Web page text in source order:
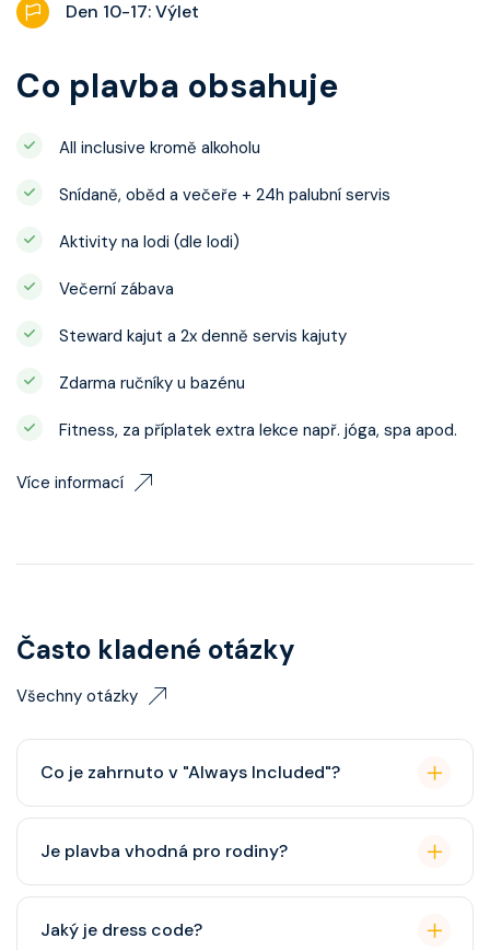
Den 10-17: Výlet
Co plavba obsahuje
All inclusive kromě alkoholu
Snídaně, oběd a večeře + 24h palubní servis
Aktivity na lodi (dle lodi)
Večerní zábava
Steward kajut a 2x denně servis kajuty
Zdarma ručníky u bazénu
Fitness, za příplatek extra lekce např. jóga, spa apod.
Více informací
Často kladené otázky
Všechny otázky
Co je zahrnuto v "Always Included"?
balíček), základní Wi-Fi.
Je plavba vhodná pro rodiny?
cestovatele, ale děti jsou vítány. K dispozici je dětský
Jaký je dress code?